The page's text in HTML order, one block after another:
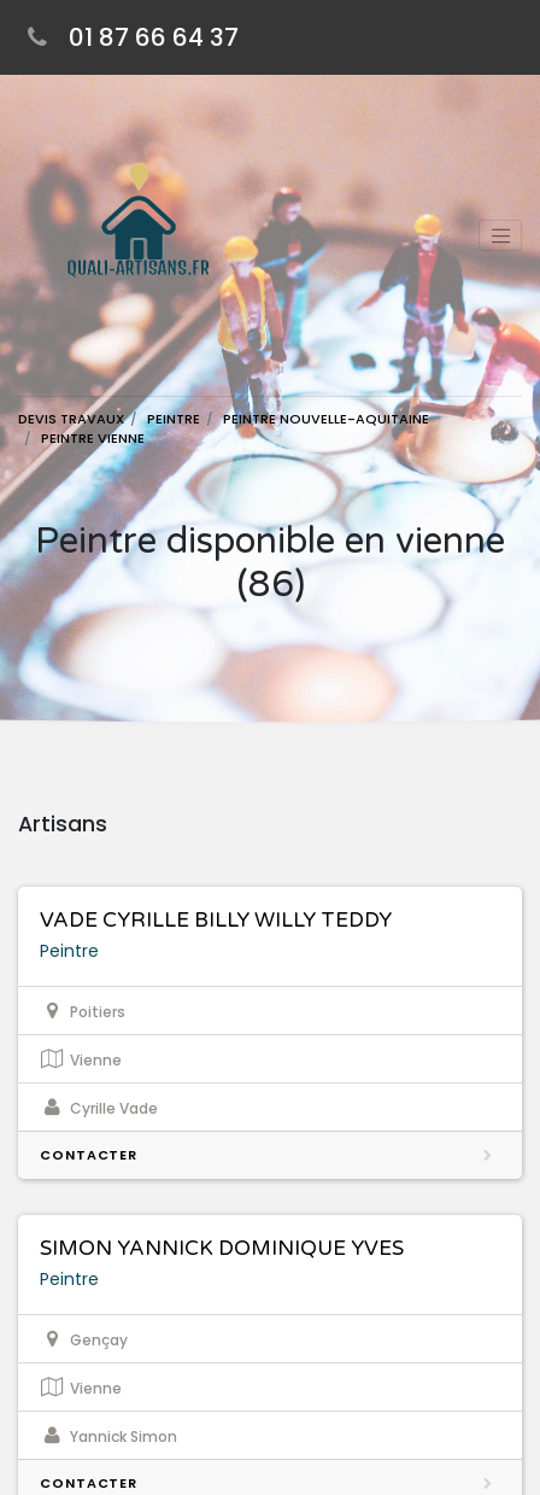
01 87 66 64 37
DEVIS TRAVAUX PEINTRE
PEINTRE NOUVELLE-AQUITAINE
PEINTRE VIENNE
Peintre disponible en vienne
(86)
Artisans
VADE CYRILLE BILLY WILLY TEDDY
Peintre
Poitiers
Vienne
Cyrille Vade
CONTACTER
SIMON YANNICK DOMINIQUE YVES
Peintre
Gençay
Vienne
Yannick Simon
CONTACTER